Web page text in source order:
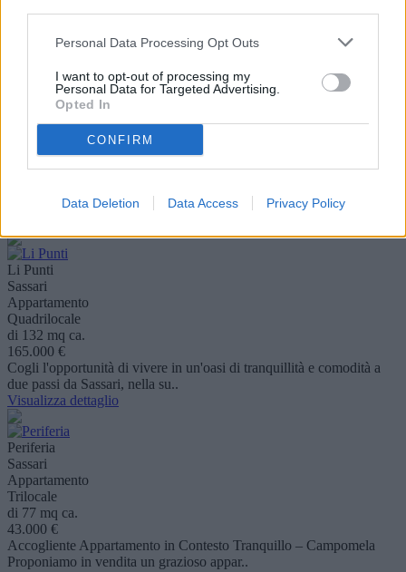
Personal Data Processing Opt Outs
I want to opt-out of processing my
Personal Data for Targeted Advertising.
Opted In
CONFIRM
Data Deletion Data Access Privacy Policy
Proponiamo in vendita a Sant'Orsola, in Via Gennargentu al
Visualizza dettaglio
Locale commerciale
di 152 mq ca.
99.000 €
Vicinale Tana Di Lu Mazzoni Indirizz..
Li Punti
Sassari
Appartamento
Quadrilocale
di 132 mq ca.
165.000 €
Cogli l'opportunità di vivere in un'oasi di tranquillità e comodità a
due passi da Sassari, nella su..
Visualizza dettaglio
Periferia
Sassari
Appartamento
Trilocale
di 77 mq ca.
43.000 €
Accogliente Appartamento in Contesto Tranquillo – Campomela
Proponiamo in vendita un grazioso appar..